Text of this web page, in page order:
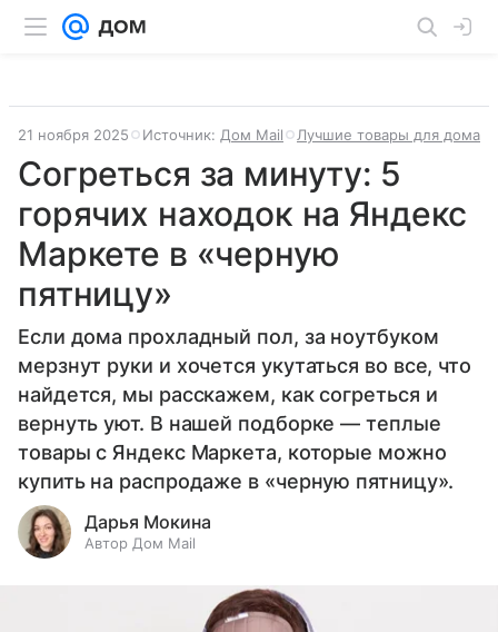
21 ноября 2025 Источник: Дом Mail Лучшие товары для дома
Согреться за минуту: 5
горячих находок на Яндекс
Маркете в «черную
пятницу»
Если дома прохладный пол, за ноутбуком
мерзнут руки и хочется укутаться во все, что
найдется, мы расскажем, как согреться и
вернуть уют. В нашей подборке — теплые
товары с Яндекс Маркета, которые можно
купить на распродаже в «черную пятницу».
Дарья Мокина
Автор Дом Mail